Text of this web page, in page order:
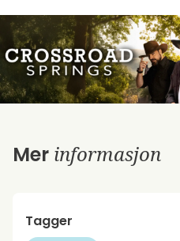
Mer informasjon
Tagger